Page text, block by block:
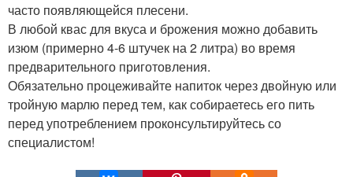
часто появляющейся плесени.
В любой квас для вкуса и брожения можно добавить
изюм (примерно 4-6 штучек на 2 литра) во время
предварительного приготовления.
Обязательно процеживайте напиток через двойную или
тройную марлю перед тем, как собираетесь его пить
перед употреблением проконсультируйтесь со
специалистом!